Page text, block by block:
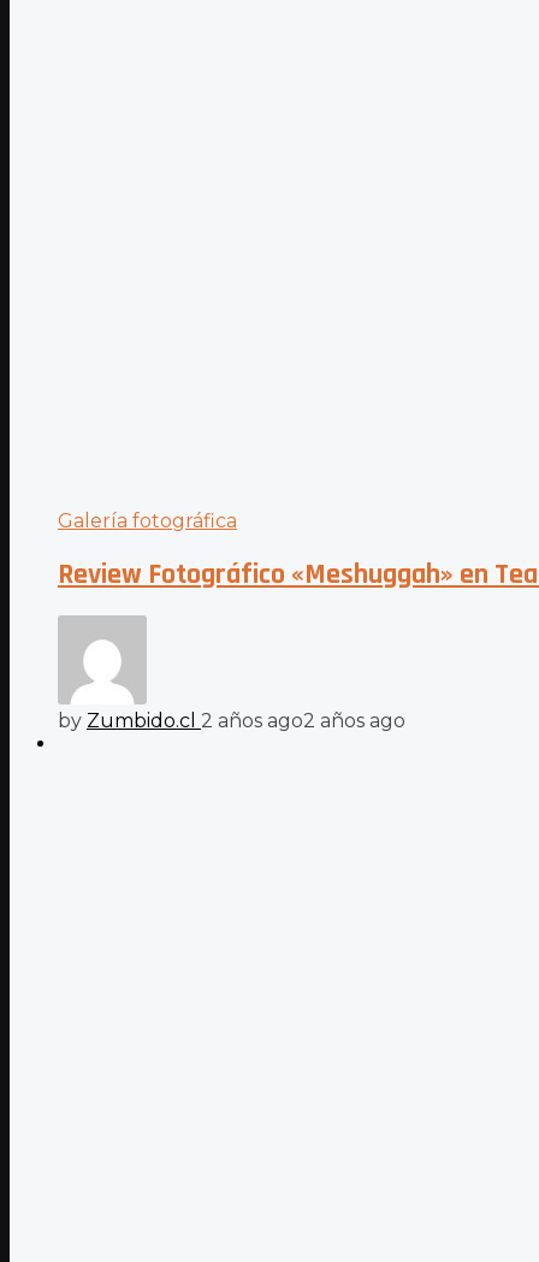
Galería fotográfica
Review Fotográfico «Meshuggah» en
by Zumbido.cl 2 años ago2 años ago